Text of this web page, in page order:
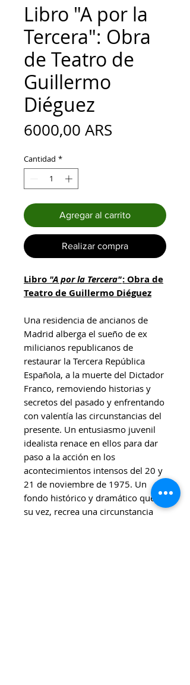
Libro "A por la
Tercera": Obra
de Teatro de
Guillermo
Diéguez
6000,00 ARS
Cantidad *
Agregar al carrito
Realizar compra
Libro "A por la Tercera": Obra de
Teatro de Guillermo Diéguez
Una residencia de ancianos de
Madrid alberga el sueño de ex
milicianos republicanos de
restaurar la Tercera República
Española, a la muerte del Dictador
Franco, removiendo historias y
secretos del pasado y enfrentando
con valentía las circunstancias del
presente. Un entusiasmo juvenil
idealista renace en ellos para dar
paso a la acción en los
acontecimientos intensos del 20 y
21 de noviembre de 1975. Un
fondo histórico y dramático que, a
su vez, recrea una circunstancia